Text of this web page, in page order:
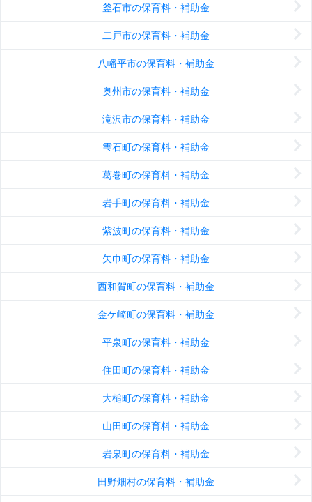
釜石市の保育料・補助金
二戸市の保育料・補助金
八幡平市の保育料・補助金
奥州市の保育料・補助金
滝沢市の保育料・補助金
雫石町の保育料・補助金
葛巻町の保育料・補助金
岩手町の保育料・補助金
紫波町の保育料・補助金
矢巾町の保育料・補助金
西和賀町の保育料・補助金
金ケ崎町の保育料・補助金
平泉町の保育料・補助金
住田町の保育料・補助金
大槌町の保育料・補助金
山田町の保育料・補助金
岩泉町の保育料・補助金
田野畑村の保育料・補助金